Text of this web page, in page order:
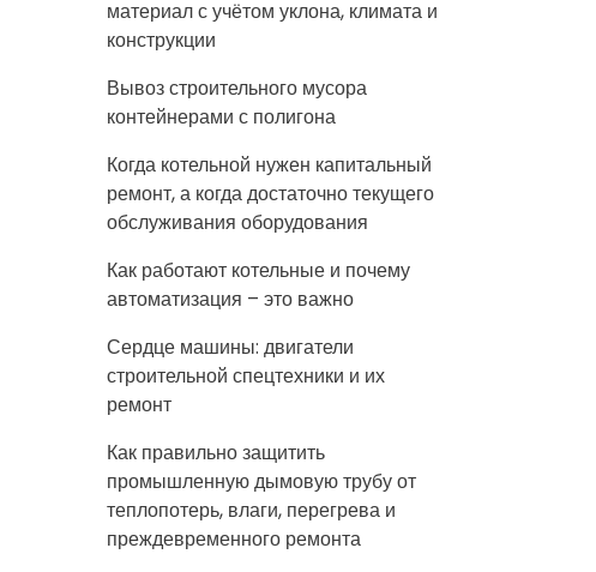
материал с учётом уклона, климата и
конструкции
Вывоз строительного мусора
контейнерами с полигона
Когда котельной нужен капитальный
ремонт, а когда достаточно текущего
обслуживания оборудования
Как работают котельные и почему
автоматизация – это важно
Сердце машины: двигатели
строительной спецтехники и их
ремонт
Как правильно защитить
промышленную дымовую трубу от
теплопотерь, влаги, перегрева и
преждевременного ремонта